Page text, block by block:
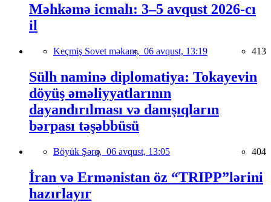
Məhkəmə icmalı: 3–5 avqust 2026-cı
il
Keçmiş Sovet məkanı, 06 avqust, 13:19 413
Sülh naminə diplomatiya: Tokayevin
döyüş əməliyyatlarının
dayandırılması və danışıqların
bərpası təşəbbüsü
Böyük Şərq, 06 avqust, 13:05 404
İran və Ermənistan öz “TRIPP”lərini
hazırlayır